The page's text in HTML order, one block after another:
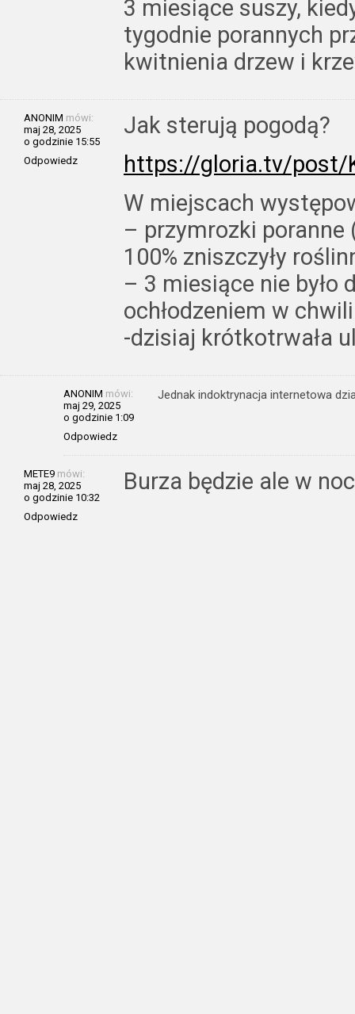
3 miesiące suszy,
tygodnie porannych
kwitnienia drzew i
ANONIM mówi:
maj 28, 2025
o godzinie 15:55
Odpowiedz
Jak sterują pogodą?
https://gloria.tv/post/
W miejscach
– przymrozki
100% zniszczyły
– 3 miesiące nie było
ochłodzeniem w
-dzisiaj krótkotrwała
ANONIM mówi:
maj 29, 2025
o godzinie 1:09
Odpowiedz
Jednak indoktrynacja internetowa
METE9 mówi:
maj 28, 2025
o godzinie 10:32
Odpowiedz
Burza będzie ale w